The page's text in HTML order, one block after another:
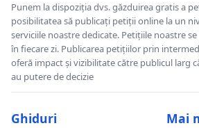
Punem la dispoziția dvs. găzduirea gratis a
posibilitatea să publicați petiții online la un
serviciile noastre dedicate. Petițiile noastre
în fiecare zi. Publicarea petițiilor prin
oferă impact și vizibilitate către publicul larg
au putere de decizie
Ghiduri Mai